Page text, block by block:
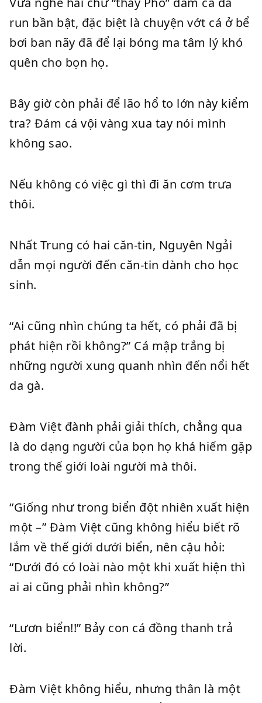
run bần bật, đặc biệt là chuyện vớt cá ở bể
bơi ban nãy đã để lại bóng ma tâm lý khó
quên cho bọn họ.
Bây giờ còn phải để lão hổ to lớn này kiểm
tra? Đám cá vội vàng xua tay nói mình
không sao.
Nếu không có việc gì thì đi ăn cơm trưa
thôi.
Nhất Trung có hai căn-tin, Nguyên Ngải
dẫn mọi người đến căn-tin dành cho học
sinh.
“Ai cũng nhìn chúng ta hết, có phải đã bị
phát hiện rồi không?” Cá mập trắng bị
những người xung quanh nhìn đến nổi hết
da gà.
Đàm Việt đành phải giải thích, chẳng qua
là do dạng người của bọn họ khá hiếm gặp
trong thế giới loài người mà thôi.
“Giống như trong biển đột nhiên xuất hiện
một –” Đàm Việt cũng không hiểu biết rõ
lắm về thế giới dưới biển, nên cậu hỏi:
“Dưới đó có loài nào một khi xuất hiện thì
ai ai cũng phải nhìn không?”
“Lươn biển!!” Bảy con cá đồng thanh trả
lời.
Đàm Việt không hiểu, nhưng thân là một